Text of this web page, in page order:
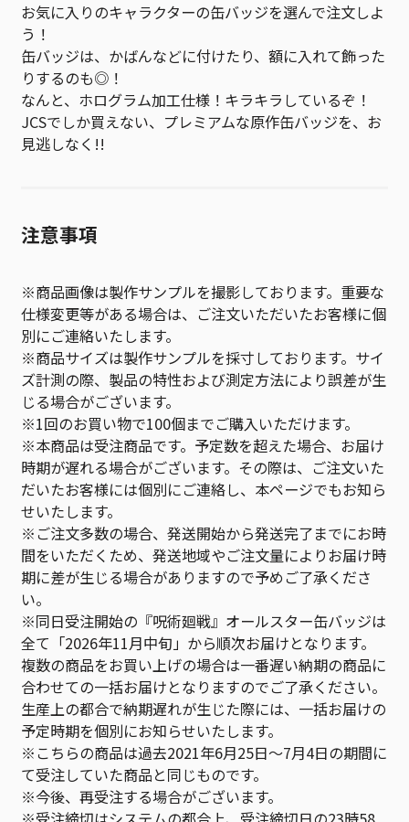
お気に入りのキャラクターの缶バッジを選んで注文しよ
う！
缶バッジは、かばんなどに付けたり、額に入れて飾った
りするのも◎！
なんと、ホログラム加工仕様！キラキラしているぞ！
JCSでしか買えない、プレミアムな原作缶バッジを、お
見逃しなく!!
注意事項
※商品画像は製作サンプルを撮影しております。重要な
仕様変更等がある場合は、ご注文いただいたお客様に個
別にご連絡いたします。
※商品サイズは製作サンプルを採寸しております。サイ
ズ計測の際、製品の特性および測定方法により誤差が生
じる場合がございます。
※1回のお買い物で100個までご購入いただけます。
※本商品は受注商品です。予定数を超えた場合、お届け
時期が遅れる場合がございます。その際は、ご注文いた
だいたお客様には個別にご連絡し、本ページでもお知ら
せいたします。
※ご注文多数の場合、発送開始から発送完了までにお時
間をいただくため、発送地域やご注文量によりお届け時
期に差が生じる場合がありますので予めご了承くださ
い。
※同日受注開始の『呪術廻戦』オールスター缶バッジは
全て「2026年11月中旬」から順次お届けとなります。
複数の商品をお買い上げの場合は一番遅い納期の商品に
合わせての一括お届けとなりますのでご了承ください。
生産上の都合で納期遅れが生じた際には、一括お届けの
予定時期を個別にお知らせいたします。
※こちらの商品は過去2021年6月25日～7月4日の期間に
て受注していた商品と同じものです。
※今後、再受注する場合がございます。